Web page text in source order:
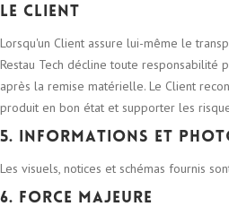
le Client
Lorsqu'un Client assure lui-même le
Restau Tech décline toute responsabilité
après la remise matérielle. Le Client
produit en bon état et supporter les
5. Informations et
Les visuels, notices et schémas fournis
6. Force majeure